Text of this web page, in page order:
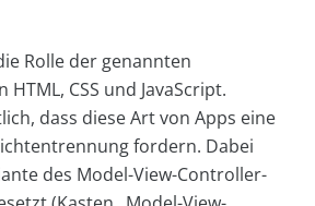
Rolle der genannten
CSS und JavaScript.
dass diese Art von Apps eine
fordern. Dabei
des Model-View-Controller-